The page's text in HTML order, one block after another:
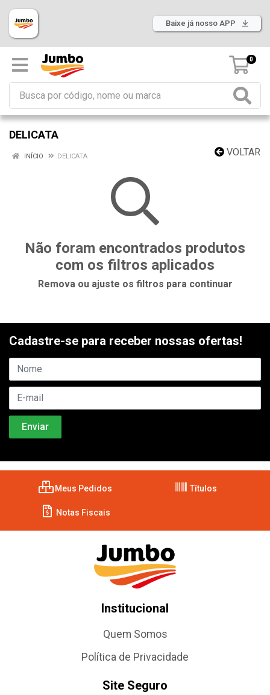
Baixe já nosso APP
0
DELICATA
VOLTAR
INÍCIO DELICATA
Não foram encontrados produtos
com os filtros aplicados
Remova ou ajuste os filtros para continuar
Cadastre-se para receber nossas ofertas!
Meus Pedidos Títulos
Notas Fiscais
Institucional
Quem Somos
Política de Privacidade
Site Seguro